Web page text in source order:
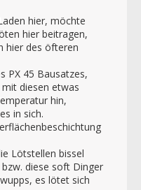
hier, möchte
hier beitragen,
hier des öfteren
PX 45 Bausatzes,
diesen etwas
hin,
in sich.
Lötstellen bissel
diese soft Dinger
es lötet sich